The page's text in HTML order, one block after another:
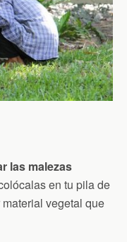
las malezas
en tu pila de
vegetal que